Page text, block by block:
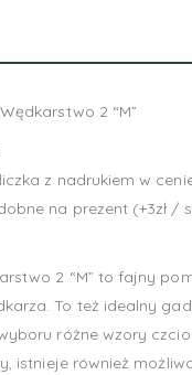
2 “M”
z nadrukiem w
na prezent (+3zł /
2 “M” to fajny
To też idealny
różne wzory
istnieje również